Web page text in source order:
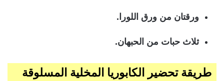
ورقتان من ورق اللورا.
ثلاث حبات من الحبهان.
طريقة تحضير الكابوريا المخلية المسلوقة